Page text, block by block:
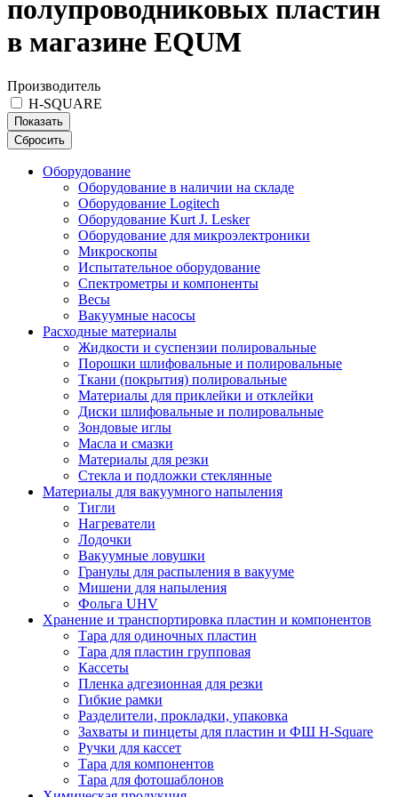
полупроводниковых пластин
в магазине EQUM
Производитель
H-SQUARE
Показать
Сбросить
Оборудование
Оборудование в наличии на складе
Оборудование Logitech
Оборудование Kurt J. Lesker
Оборудование для микроэлектроники
Микроскопы
Испытательное оборудование
Спектрометры и компоненты
Весы
Вакуумные насосы
Расходные материалы
Жидкости и суспензии полировальные
Порошки шлифовальные и полировальные
Ткани (покрытия) полировальные
Материалы для приклейки и отклейки
Диски шлифовальные и полировальные
Зондовые иглы
Масла и смазки
Материалы для резки
Стекла и подложки стеклянные
Материалы для вакуумного напыления
Тигли
Нагреватели
Лодочки
Вакуумные ловушки
Гранулы для распыления в вакууме
Мишени для напыления
Фольга UHV
Хранение и транспортировка пластин и компонентов
Тара для одиночных пластин
Тара для пластин групповая
Кассеты
Пленка адгезионная для резки
Гибкие рамки
Разделители, прокладки, упаковка
Захваты и пинцеты для пластин и ФШ H-Square
Ручки для кассет
Тара для компонентов
Тара для фотошаблонов